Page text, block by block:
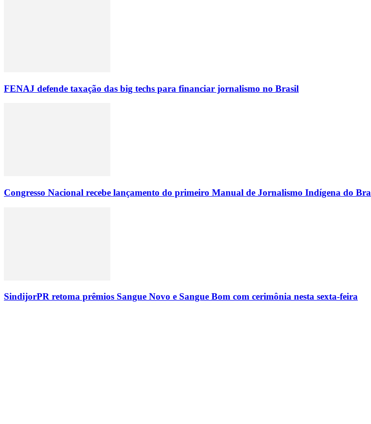
FENAJ defende taxação das big techs para financiar jornalismo no Brasil
Congresso Nacional recebe lançamento do primeiro Manual de Jornalismo Indígena do
SindijorPR retoma prêmios Sangue Novo e Sangue Bom com cerimônia nesta sexta-feira